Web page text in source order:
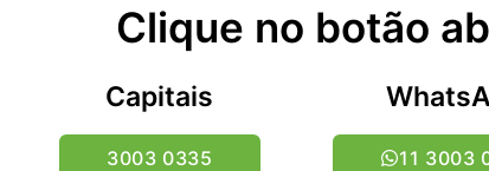
Clique no botão
Capitais
3003 0335 11 3003